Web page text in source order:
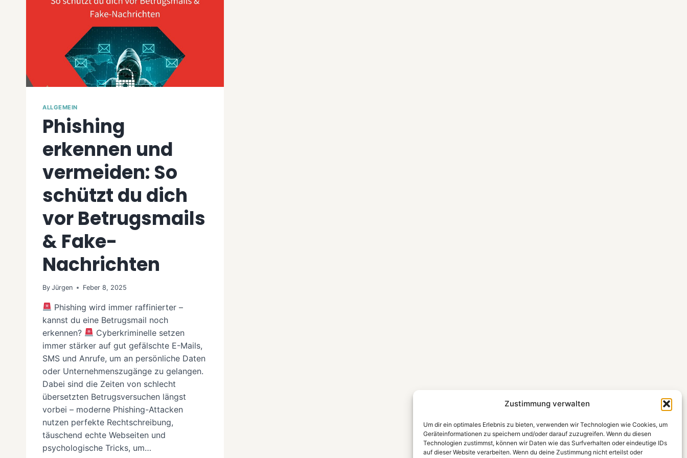
Zustimmung verwalten
Um dir ein optimales Erlebnis zu bieten, verwenden wir Technologien wie Cookies, um
Geräteinformationen zu speichern und/oder darauf zuzugreifen. Wenn du diesen
Technologien zustimmst, können wir Daten wie das Surfverhalten oder eindeutige IDs
auf dieser Website verarbeiten. Wenn du deine Zustimmung nicht erteilst oder
ALLGEMEIN
Phishing
erkennen und
vermeiden: So
schützt du dich
vor Betrugsmails
& Fake-
Nachrichten
By Jürgen Feber 8, 2025
Phishing wird immer raffinierter –
kannst du eine Betrugsmail noch
erkennen?
Cyberkriminelle setzen
immer stärker auf gut gefälschte E-Mails,
SMS und Anrufe, um an persönliche Daten
oder Unternehmenszugänge zu gelangen.
Dabei sind die Zeiten von schlecht
übersetzten Betrugsversuchen längst
vorbei – moderne Phishing-Attacken
nutzen perfekte Rechtschreibung,
täuschend echte Webseiten und
psychologische Tricks, um…